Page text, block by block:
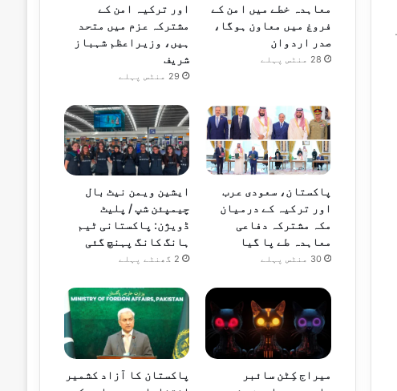
معاہدہ خطے میں امن کے
فروغ میں معاون ہوگا،
صدر اردوان
28 منٹس پہلے
اور ترکیہ امن کے
مشترکہ عزم میں متحد
ہیں، وزیراعظم شہباز
شریف
29 منٹس پہلے
پاکستان، سعودی عرب
اور ترکیہ کے درمیان
مکہ مشترکہ دفاعی
معاہدہ طے پا گیا
30 منٹس پہلے
ایشین ویمن نیٹ بال
چیمپئن شپ / پلیٹ
ڈویژن: پاکستانی ٹیم
ہانگ کانگ پہنچ گئی
2 گھنٹے پہلے
میراج کِٹن سائبر
پاکستان کا آزاد کشمیر